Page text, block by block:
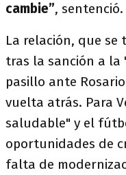
cambie”, sentenció.
La relación, que se
tras la sanción a la
pasillo ante
vuelta atrás. Para
saludable" y el
oportunidades de
falta de